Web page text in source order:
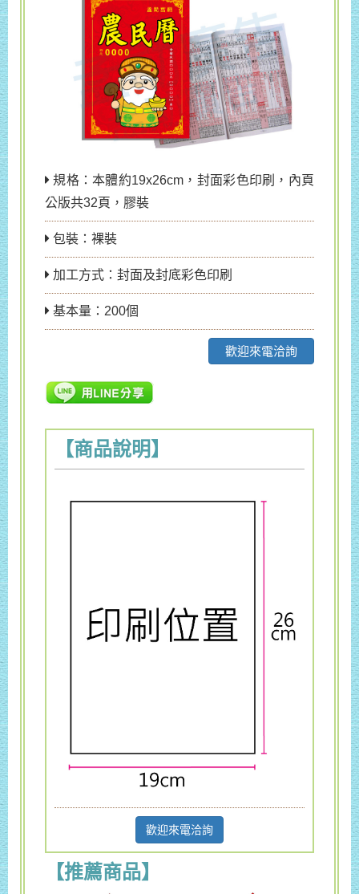
規格：本體約19x26cm，封面彩色印刷，內頁
公版共32頁，膠裝
包裝：裸裝
加工方式：封面及封底彩色印刷
基本量：200個
歡迎來電洽詢
【商品說明】
歡迎來電洽詢
【推薦商品】